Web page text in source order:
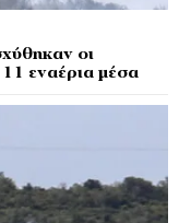
οι
εναέρια μέσα